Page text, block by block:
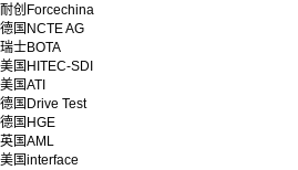
耐创Forcechina
德国NCTE AG
瑞士BOTA
美国HITEC-SDI
美国ATI
德国Drive Test
德国HGE
英国AML
美国interface